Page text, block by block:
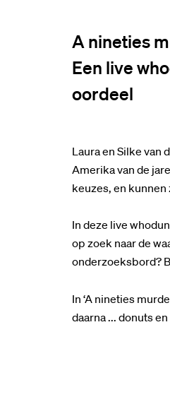
A nineties
Een live
oordeel
Laura en Silke van
Amerika van de
keuzes, en kunnen
In deze live
op zoek naar de
onderzoeksbord?
In ‘A nineties
daarna ... donuts